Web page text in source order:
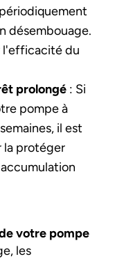
désembouage.
l'efficacité du
prolongé : Si
pompe à
il est
la protéger
votre pompe
les